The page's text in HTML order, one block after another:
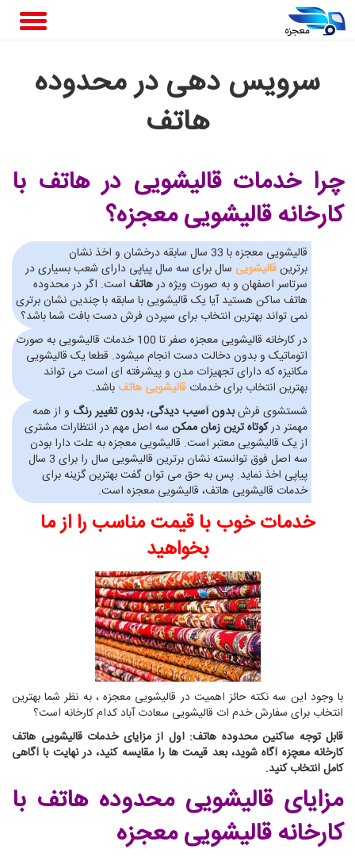
سرویس دهی در محدوده
هاتف
چرا خدمات قالیشویی در هاتف با
کارخانه قالیشویی معجزه؟
قالیشویی معجزه با 33 سال سابقه درخشان و اخذ نشان
برترینقالیشویی سال برای سه سال پیاپی دارای شعب بسیاری در
سرتاسر اصفهان و به صورت ویژه درهاتف است. اگر در محدوده
هاتف ساکن هستید آیا یک قالیشویی با سابقه با چندین نشان برتری
نمی تواند بهترین انتخاب برای سپردن فرش دست بافت شما باشد؟
در کارخانه قالیشویی معجزه صفر تا 100 خدمات قالیشویی به صورت
اتوماتیک و بدون دخالت دست انجام میشود. قطعا یک قالیشویی
مکانیزه که دارای تجهیزات مدن و پیشرفته ای است می تواند
بهترین انتخاب برای خدمات قالیشویی هاتف باشد.
شستشوی فرشبدون آسیب دیدگی،بدون تغییر رنگ و از همه
مهمتر درکوتاه ترین زمان ممکن سه اصل مهم در انتظارات مشتری
از یک قالیشویی معتبر است. قالیشویی معجزه به علت دارا بودن
سه اصل فوق توانسته نشان برترین قالیشویی سال را برای 3 سال
پیاپی اخذ نماید. پس به حق می توان گفت بهترین گزینه برای
خدمات قالیشویی هاتف، قالیشویی معجزه است.
خدمات خوب با قیمت مناسب را از ما
بخواهید
با وجود این سه نکته حائز اهمیت در قالیشویی معجزه ، به نظر شما بهترین
انتخاب برای سفارش خدم ات قالیشویی سعادت آباد کدام کارخانه است؟
قابل توجه ساکنین محدوده هاتف: اول از مزایای خدمات قالیشویی هاتف
کارخانه معچزه آگاه شوید، بعد قیمت ها را مقایسه کنید، در نهایت با آگاهی
کامل انتخاب کنید.
مزایای قالیشویی محدوده هاتفبا
کارخانه قالیشویی معجزه